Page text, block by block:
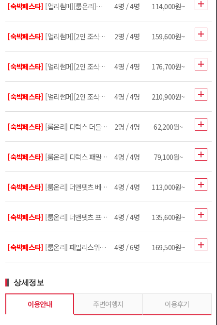
[숙박페스타] [얼리썸머][룸온리]펫 베이직 4명 / 4명 114,000원~
[숙박페스타] [얼리썸머][2인 조식+수영장]디럭스 더블 2명 / 4명 159,600원~
[숙박페스타] [얼리썸머][2인 조식+수영장]디럭스 패밀리 트윈 4명 / 4명 176,700원~
[숙박페스타] [얼리썸머][2인 조식+수영장]펫 베이직 4명 / 4명 210,900원~
[숙박페스타] [룸온리] 디럭스 더블 (15평) 2명 / 4명 62,200원~
[숙박페스타] [룸온리] 디럭스 패밀리 트윈(15평) 4명 / 4명 79,100원~
[숙박페스타] [룸온리] 더앤펫츠 베이직 4명 / 4명 113,000원~
[숙박페스타] [룸온리] 더앤펫츠 프리미엄 4명 / 4명 135,600원~
[숙박페스타] [룸온리] 패밀리스위트 (30평) 4명 / 6명 169,500원~
상세정보
이용안내 주변여행지 이용후기